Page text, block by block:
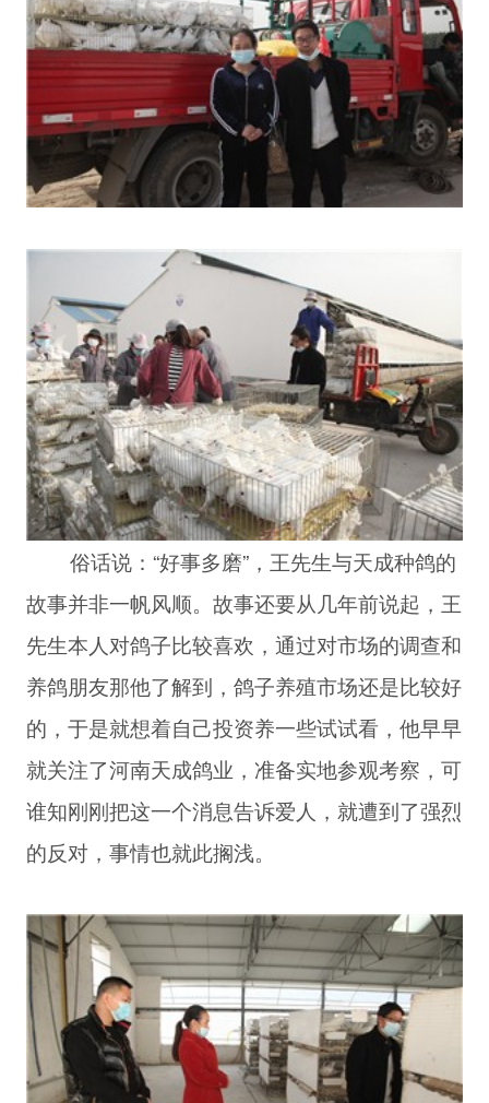
俗话说：“好事多磨”，王先生与天成种鸽的
故事并非一帆风顺。故事还要从几年前说起，王
先生本人对鸽子比较喜欢，通过对市场的调查和
养鸽朋友那他了解到，鸽子养殖市场还是比较好
的，于是就想着自己投资养一些试试看，他早早
就关注了河南天成鸽业，准备实地参观考察，可
谁知刚刚把这一个消息告诉爱人，就遭到了强烈
的反对，事情也就此搁浅。